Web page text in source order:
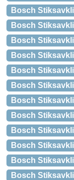
Bosch
Bosch
Bosch
Bosch
Bosch
Bosch
Bosch
Bosch
Bosch
Bosch
Bosch
Bosch